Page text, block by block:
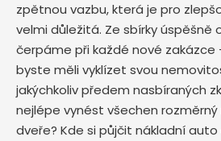
zpětnou vazbu, která je pro
velmi důležitá. Ze sbírky úspěšně
čerpáme při každé nové zakázce
byste měli vyklízet svou
jakýchkoliv předem nasbíraných
nejlépe vynést všechen rozměrný
dveře? Kde si půjčit nákladní auto